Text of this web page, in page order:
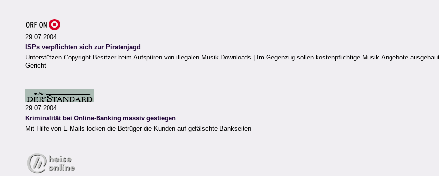
29.07.2004
ISPs verpflichten sich zur Piratenjagd
Unterstützen Copyright-Besitzer beim Aufspüren von illegalen Musik-Downloads | Im Gegenzug sollen kostenpflichtige Musik-Angebote
Gericht
29.07.2004
Kriminalität bei Online-Banking massiv gestiegen
Mit Hilfe von E-Mails locken die Betrüger die Kunden auf gefälschte Bankseiten